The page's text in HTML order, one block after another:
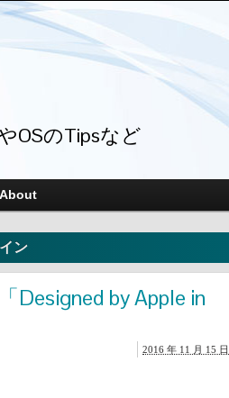
OSのTipsなど
About
ン
Designed by Apple in
2016 年 11 月 15 日